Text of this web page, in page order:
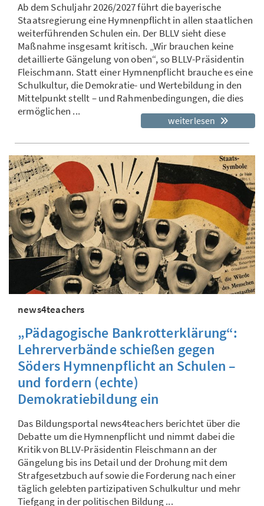
Ab dem Schuljahr 2026/2027 führt die bayerische
Staatsregierung eine Hymnenpflicht in allen staatlichen
weiterführenden Schulen ein. Der BLLV sieht diese
Maßnahme insgesamt kritisch. „Wir brauchen keine
detaillierte Gängelung von oben“, so BLLV-Präsidentin
Fleischmann. Statt einer Hymnenpflicht brauche es eine
Schulkultur, die Demokratie- und Wertebildung in den
Mittelpunkt stellt – und Rahmenbedingungen, die dies
ermöglichen ...
weiterlesen
news4teachers
„Pädagogische Bankrotterklärung“:
Lehrerverbände schießen gegen
Söders Hymnenpflicht an Schulen –
und fordern (echte)
Demokratiebildung ein
Das Bildungsportal news4teachers berichtet über die
Debatte um die Hymnenpflicht und nimmt dabei die
Kritik von BLLV-Präsidentin Fleischmann an der
Gängelung bis ins Detail und der Drohung mit dem
Strafgesetzbuch auf sowie die Forderung nach einer
täglich gelebten partizipativen Schulkultur und mehr
Tiefgang in der politischen Bildung ...